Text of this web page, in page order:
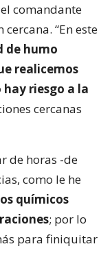
comandante
“En este
de humo
realicemos
hay riesgo a la
cercanas
de horas -de
como le he
químicos
; por lo
para finiquitar